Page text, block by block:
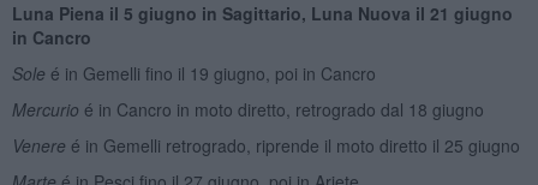
Luna Piena il 5 giugno in Sagittario, Luna Nuova il 21 giugno
in Cancro
Sole é in Gemelli fino il 19 giugno, poi in Cancro
Mercurio é in Cancro in moto diretto, retrogrado dal 18 giugno
Venere é in Gemelli retrogrado, riprende il moto diretto il 25 giugno